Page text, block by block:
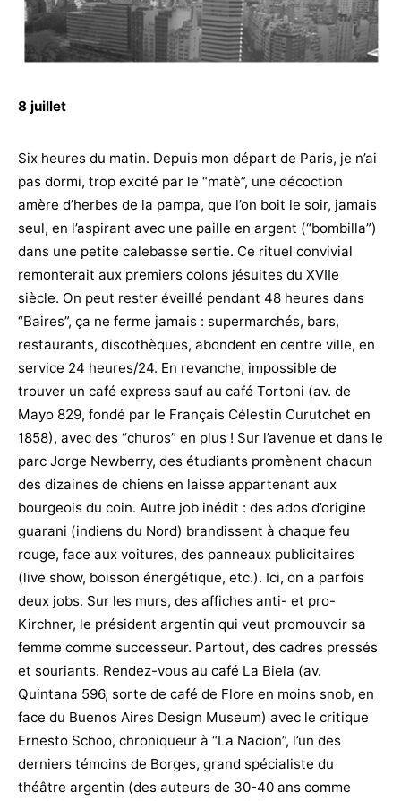
8 juillet
Six heures du matin. Depuis mon départ de Paris, je n’ai
pas dormi, trop excité par le “matè”, une décoction
amère d’herbes de la pampa, que l’on boit le soir, jamais
seul, en l’aspirant avec une paille en argent (“bombilla”)
dans une petite calebasse sertie. Ce rituel convivial
remonterait aux premiers colons jésuites du XVIIe
siècle. On peut rester éveillé pendant 48 heures dans
“Baires”, ça ne ferme jamais : supermarchés, bars,
restaurants, discothèques, abondent en centre ville, en
service 24 heures/24. En revanche, impossible de
trouver un café express sauf au café Tortoni (av. de
Mayo 829, fondé par le Français Célestin Curutchet en
1858), avec des “churos” en plus ! Sur l’avenue et dans le
parc Jorge Newberry, des étudiants promènent chacun
des dizaines de chiens en laisse appartenant aux
bourgeois du coin. Autre job inédit : des ados d’origine
guarani (indiens du Nord) brandissent à chaque feu
rouge, face aux voitures, des panneaux publicitaires
(live show, boisson énergétique, etc.). Ici, on a parfois
deux jobs. Sur les murs, des affiches anti- et pro-
Kirchner, le président argentin qui veut promouvoir sa
femme comme successeur. Partout, des cadres pressés
et souriants. Rendez-vous au café La Biela (av.
Quintana 596, sorte de café de Flore en moins snob, en
face du Buenos Aires Design Museum) avec le critique
Ernesto Schoo, chroniqueur à “La Nacion”, l’un des
derniers témoins de Borges, grand spécialiste du
théâtre argentin (des auteurs de 30-40 ans comme